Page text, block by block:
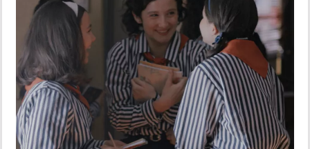
DEPORTES
MUNDO
INSÓLITAS
MULTIMEDIA